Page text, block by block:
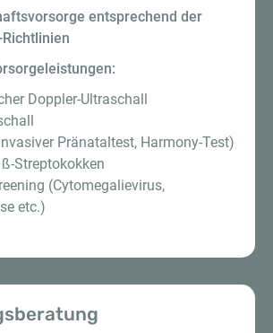
entsprechend der
Doppler-Ultraschall
Pränataltest, Harmony-Test)
Streptokokken
(Cytomegalievirus,
etc.)